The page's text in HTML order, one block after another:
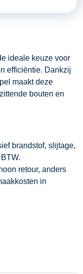
ideale keuze voor
efficiëntie. Dankzij
maakt deze
bouten en
brandstof, slijtage,
retour, anders
in